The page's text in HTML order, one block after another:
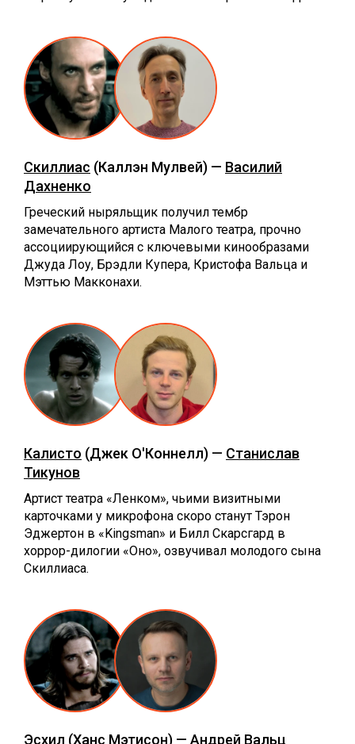
Скиллиас (Каллэн Мулвей) — Василий
Дахненко
Греческий ныряльщик получил тембр
замечательного артиста Малого театра, прочно
ассоциирующийся с ключевыми кинообразами
Джуда Лоу, Брэдли Купера, Кристофа Вальца и
Мэттью Макконахи.
Калисто (Джек О'Коннелл) — Станислав
Тикунов
Артист театра «Ленком», чьими визитными
карточками у микрофона скоро станут Тэрон
Эджертон в «Kingsman» и Билл Скарсгард в
хоррор-дилогии «Оно», озвучивал молодого сына
Скиллиаса.
Эсхил (Ханс Мэтисон) — Андрей Вальц